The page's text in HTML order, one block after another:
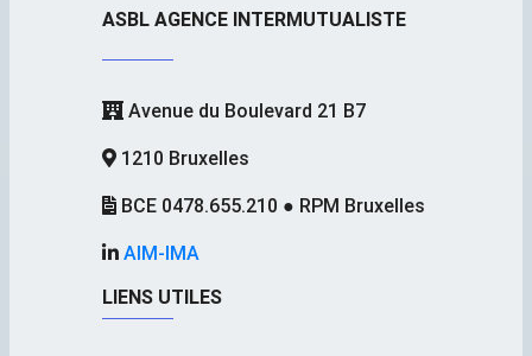
ASBL AGENCE INTERMUTUALISTE
Avenue du Boulevard 21 B7
1210 Bruxelles
BCE 0478.655.210 ● RPM Bruxelles
AIM-IMA
LIENS UTILES